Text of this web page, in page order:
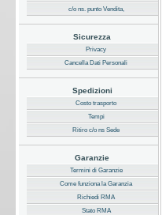
c/o ns. punto Vendita,
Sicurezza
Privacy
Cancella Dati Personali
Spedizioni
Costo trasporto
Tempi
Ritiro c/o ns Sede
Garanzie
Termini di Garanzie
Come funziona la Garanzia
Richiedi RMA
Stato RMA